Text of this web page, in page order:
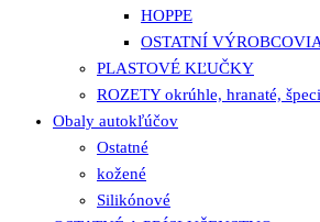
HOPPE
OSTATNÍ
PLASTOVÉ KĽUČKY
ROZETY okrúhle, hranaté,
Obaly autokľúčov
Ostatné
kožené
Silikónové